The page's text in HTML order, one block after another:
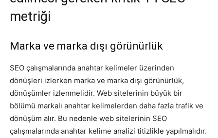
metriği
Marka ve marka dışı görünürlük
SEO çalışmalarında anahtar kelimeler üzerinden
dönüşleri izlerken marka ve marka dışı görünürlük,
dönüşümler izlenmelidir. Web sitelerinin büyük bir
bölümü markalı anahtar kelimelerden daha fazla trafik ve
dönüşüm alır. Bu nedenle web sitelerinin SEO
çalışmalarında anahtar kelime analizi titizlikle yapılmalıdır.